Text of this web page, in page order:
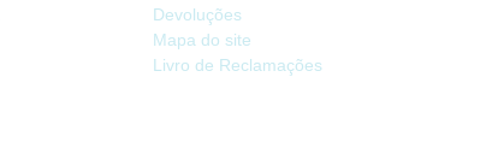
Devoluções
Mapa do site
Livro de Reclamações